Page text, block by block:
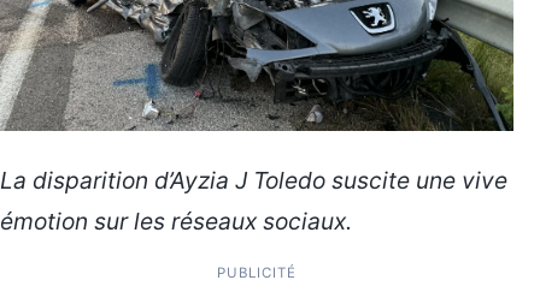
La disparition d’Ayzia J Toledo suscite une vive
émotion sur les réseaux sociaux.
PUBLICITÉ